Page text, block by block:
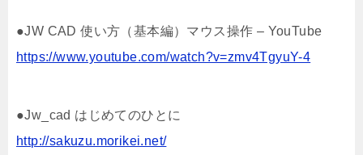
●JW CAD 使い方（基本編）マウス操作 – YouTube
https://www.youtube.com/watch?v=zmv4TgyuY-4
●Jw_cad はじめてのひとに
http://sakuzu.morikei.net/